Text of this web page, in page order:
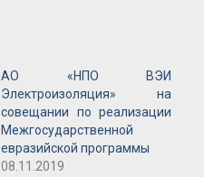
АО «НПО ВЭИ
Электроизоляция» на
совещании по реализации
Межгосударственной
евразийской программы
08.11.2019